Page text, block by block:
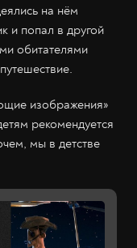
на нём
и попал в другой
обитателями
изображения»
рекомендуется
мы в детстве